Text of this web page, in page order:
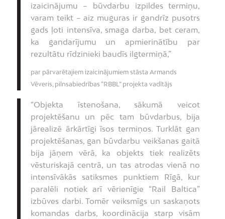
izaicinājumu – būvdarbu izpildes termiņu,
varam teikt – aiz muguras ir gandrīz pusotrs
gads ļoti intensīva, smaga darba, bet ceram,
ka gandarījumu un apmierinātību par
rezultātu rīdzinieki baudīs ilgtermiņā,”
par pārvarētajiem izaicinājumiem stāsta Armands
Vēveris, pilnsabiedrības “RBBL” projekta vadītājs
“Objekta īstenošana, sākumā veicot
projektēšanu un pēc tam būvdarbus, bija
jārealizē ārkārtīgi īsos termiņos. Turklāt gan
projektēšanas, gan būvdarbu veikšanas gaitā
bija jāņem vērā, ka objekts tiek realizēts
vēsturiskajā centrā, un tas atrodas vienā no
intensīvākās satiksmes punktiem Rīgā, kur
paralēli notiek arī vērienīgie “Rail Baltica”
izbūves darbi. Tomēr veiksmīgs un saskaņots
komandas darbs, koordinācija starp visām